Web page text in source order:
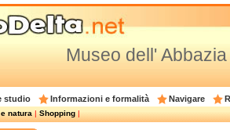
Museo dell'
studio Informazioni e formalità Navigare
natura|Shopping|